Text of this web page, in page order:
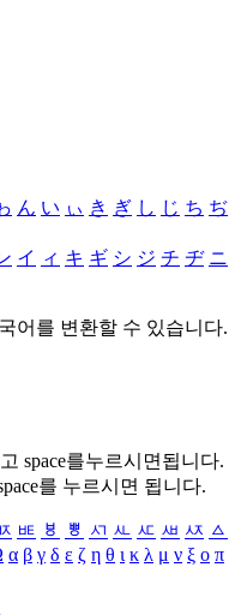
ん い ぃ き ぎ し じ ち ぢ
イ ィ キ ギ シ ジ チ ヂ ニ
어를 변환할 수 있습니다.
space를누르시면됩니다.
를 누르시면 됩니다.
ㅷ ㅸ ㅹ ㅺ ㅻ ㅼ ㅽ ㅾ ㅿ
α β γ δ ε ζ η θ ι κ λ μ ν ξ ο π